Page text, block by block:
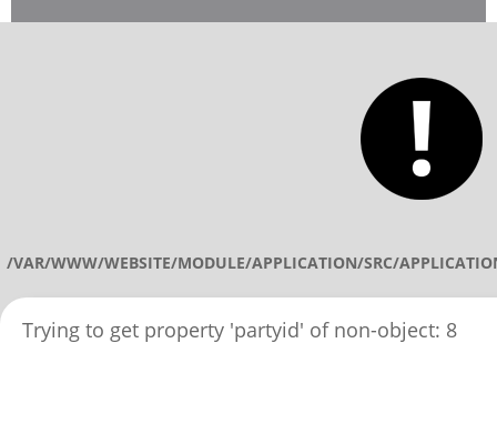
/VAR/WWW/WEBSITE/MODULE/APPLICATION/SRC/
Trying to get property 'partyid' of non-object: 8